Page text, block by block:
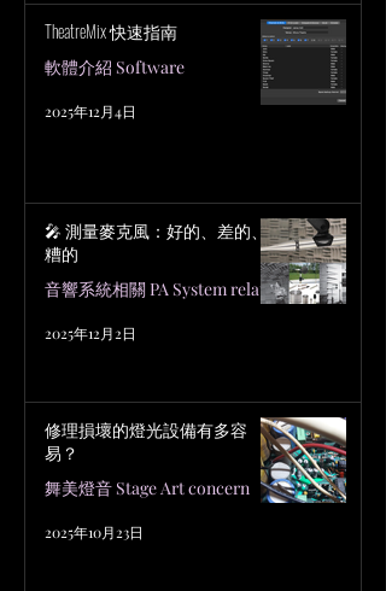
TheatreMix 快速指南
軟體介紹 Software
2025年12月4日
🎤 測量麥克風：好的、差的、
糟的
音響系統相關 PA System related
2025年12月2日
修理損壞的燈光設備有多容
易？
舞美燈音 Stage Art concern
2025年10月23日